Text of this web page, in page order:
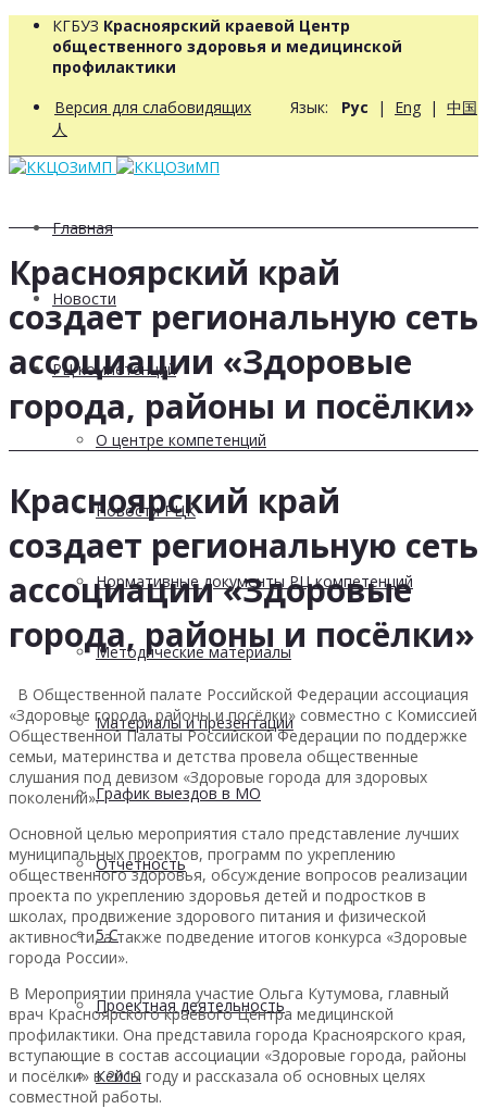
КГБУЗ Красноярский краевой Центр
общественного здоровья и медицинской
профилактики
Версия для слабовидящих Язык: Рус | Eng | 中国
人
Главная
Новости
РЦ компетенций
О центре компетенций
Новости РЦК
Нормативные документы РЦ компетенций
Методические материалы
Материалы и презентации
График выездов в МО
Отчетность
5 С
Проектная деятельность
Кейсы
Красноярский край
создает региональную сеть
ассоциации «Здоровые
города, районы и посёлки»
Красноярский край
создает региональную сеть
ассоциации «Здоровые
города, районы и посёлки»
В Общественной палате Российской Федерации ассоциация
«Здоровые города, районы и посёлки» совместно с Комиссией
Общественной Палаты Российской Федерации по поддержке
семьи, материнства и детства провела общественные
слушания под девизом «Здоровые города для здоровых
поколений».
Основной целью мероприятия стало представление лучших
муниципальных проектов, программ по укреплению
общественного здоровья, обсуждение вопросов реализации
проекта по укреплению здоровья детей и подростков в
школах, продвижение здорового питания и физической
активности, а также подведение итогов конкурса «Здоровые
города России».
В Мероприятии приняла участие Ольга Кутумова, главный
врач Красноярского краевого Центра медицинской
профилактики. Она представила города Красноярского края,
вступающие в состав ассоциации «Здоровые города, районы
и посёлки» в 2019 году и рассказала об основных целях
совместной работы.